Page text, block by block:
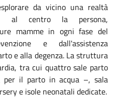
da vicino una realtà
al centro la persona,
mamme in ogni fase del
e dall'assistenza
e alla degenza. La struttura
tra cui quattro sale parto
per il parto in acqua –, sala
e isole neonatali dedicate.